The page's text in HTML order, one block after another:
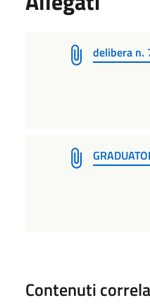
delibera n.
Contenuti